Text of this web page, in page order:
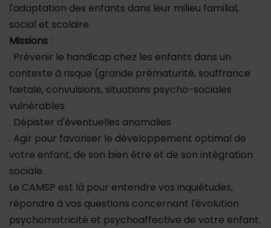
l'adaptation des enfants dans leur milieu familial,
social et scolaire.
Missions :
. Prévenir le handicap chez les enfants dans un
contexte à risque (grande prématurité, souffrance
fœtale, convulsions, situations psycho-sociales
vulnérables
. Dépister d'éventuelles anomalies
. Agir pour favoriser le développement optimal de
votre enfant, de son bien être et de son intégration
sociale.
Le CAMSP est là pour entendre vos inquiétudes,
répondre à vos questions concernant l'évolution
psychomotricité et psychoaffective de votre enfant.